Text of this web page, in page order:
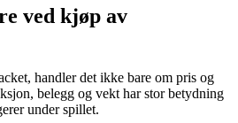
ved kjøp av
handler det ikke bare om pris og
belegg og vekt har stor betydning
under spillet.